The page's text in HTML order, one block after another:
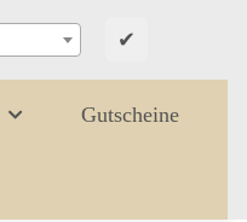
✔
Gutscheine